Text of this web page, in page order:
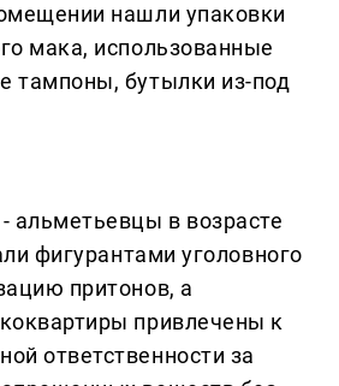
нашли упаковки
мака, использованные
тампоны, бутылки из-под
альметьевцы в возрасте
фигурантами уголовного
притонов, а
привлечены к
ответственности за